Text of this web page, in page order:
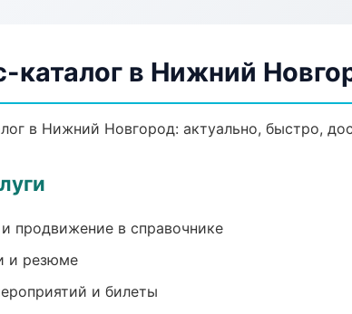
каталог в Нижний
в Нижний Новгород: актуально, быстро,
продвижение в справочнике
и резюме
и билеты